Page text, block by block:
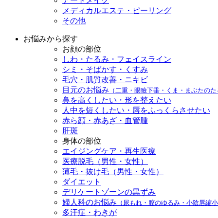
メディカルエステ・ピーリング
その他
お悩みから探す
お顔の部位
しわ・たるみ・フェイスライン
シミ・そばかす・くすみ
毛穴・肌質改善・ニキビ
目元のお悩み （二重・眼瞼下垂・くま・まぶたのた
鼻を高くしたい・形を整えたい
人中を短くしたい・唇をふっくらさせたい
赤ら顔・赤あざ・血管腫
肝斑
身体の部位
エイジングケア・再生医療
医療脱毛（男性・女性）
薄毛・抜け毛（男性・女性）
ダイエット
デリケートゾーンの黒ずみ
婦人科のお悩み （尿もれ・膣のゆるみ・小陰唇縮小
多汗症・わきが